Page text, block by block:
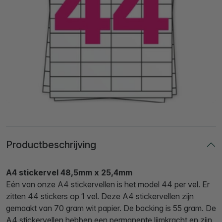
Productbeschrijving
A4 stickervel 48,5mm x 25,4mm
Eén van onze A4 stickervellen is het model 44 per vel. Er
zitten 44 stickers op 1 vel. Deze A4 stickervellen zijn
gemaakt van 70 gram wit papier. De backing is 55 gram. De